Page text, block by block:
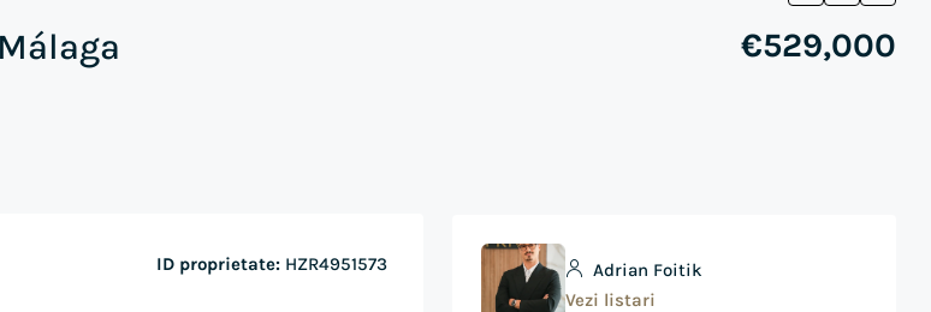
€529,000
ID proprietate: HZR4951573
Adrian Foitik
Vezi listari